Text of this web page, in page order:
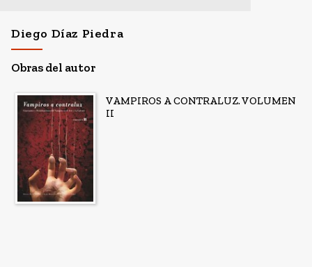
Diego Díaz Piedra
Obras del autor
VAMPIROS A CONTRALUZ. VOLUMEN
II